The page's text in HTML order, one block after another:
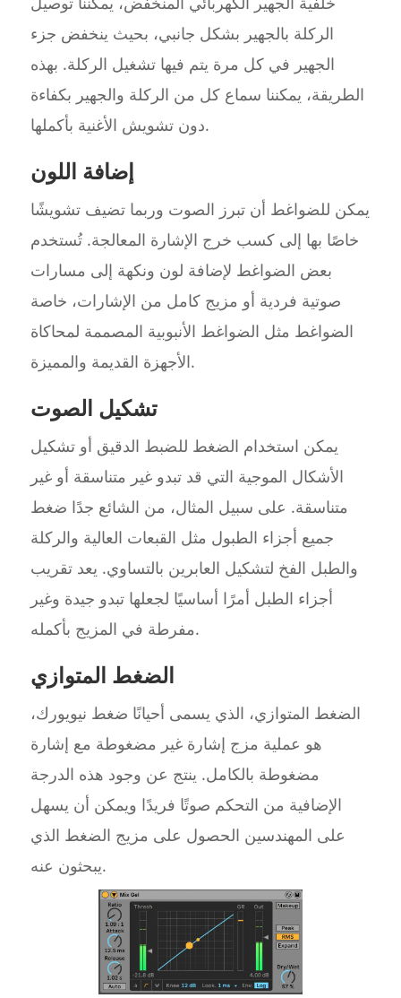
الركلة بالجهير بشكل جانبي، بحيث ينخفض جزء
الجهير في كل مرة يتم فيها تشغيل الركلة. بهذه
الطريقة، يمكننا سماع كل من الركلة والجهير بكفاءة
دون تشويش الأغنية بأكملها.
إضافة اللون
يمكن للضواغط أن تبرز الصوت وربما تضيف تشويشًا
خاصًا بها إلى كسب خرج الإشارة المعالجة. تُستخدم
بعض الضواغط لإضافة لون ونكهة إلى مسارات
صوتية فردية أو مزيج كامل من الإشارات، خاصة
الضواغط مثل الضواغط الأنبوبية المصممة لمحاكاة
الأجهزة القديمة والمميزة.
تشكيل الصوت
يمكن استخدام الضغط للضبط الدقيق أو تشكيل
الأشكال الموجية التي قد تبدو غير متناسقة أو غير
متناسقة. على سبيل المثال، من الشائع جدًا ضغط
جميع أجزاء الطبول مثل القبعات العالية والركلة
والطبل الفخ لتشكيل العابرين بالتساوي. يعد تقريب
أجزاء الطبل أمرًا أساسيًا لجعلها تبدو جيدة وغير
مفرطة في المزيج بأكمله.
الضغط المتوازي
الضغط المتوازي، الذي يسمى أحيانًا ضغط نيويورك،
هو عملية مزج إشارة غير مضغوطة مع إشارة
مضغوطة بالكامل. ينتج عن وجود هذه الدرجة
الإضافية من التحكم صوتًا فريدًا ويمكن أن يسهل
على المهندسين الحصول على مزيج الضغط الذي
يبحثون عنه.